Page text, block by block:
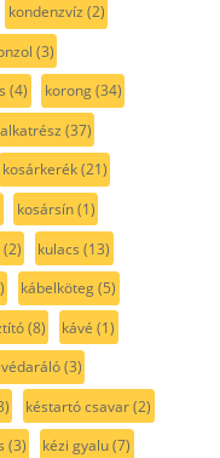
kondenzvíz (2)
(3)
(4) korong(34)
(37)
kosárkerék(21)
kosársín(1)
(2) kulacs (13)
kábelköteg(5)
(8) kávé (1)
(3)
késtartó csavar(2)
(3) kézi gyalu(7)